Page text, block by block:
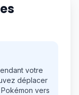
votre
déplacer
vers